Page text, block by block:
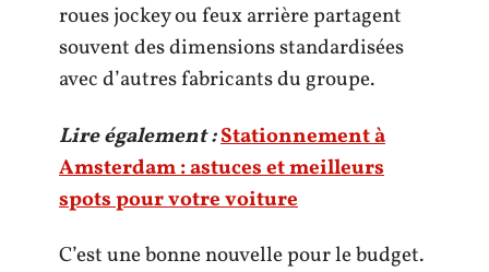
roues jockey ou feux arrière partagent
souvent des dimensions standardisées
avec d’autres fabricants du groupe.
Lire également :Stationnement à
Amsterdam : astuces et meilleurs
spots pour votre voiture
C’est une bonne nouvelle pour le budget.